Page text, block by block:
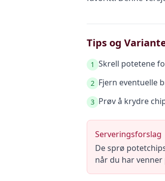
Tips og
1 Skrell potetene
2 Fjern eventuelle
3 Prøv å krydre
Serveringsforslag
De sprø
når du har